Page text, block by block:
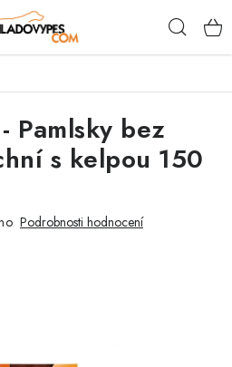
Pamlsky bez
s kelpou 150
Podrobnosti hodnocení